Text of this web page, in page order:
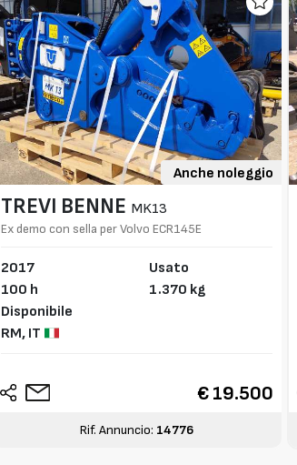
Anche noleggio
TREVI BENNE MK13
Ex demo con sella per Volvo ECR145E
2017
100 h
Disponibile
RM, IT
Usato
1.370 kg
€ 19.500
Rif. Annuncio: 14776